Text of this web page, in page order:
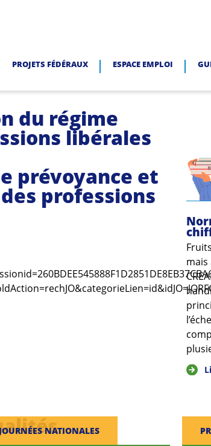
DE VULNÉRABILITÉ.
PROJETS FÉDÉRAUX ESPACE EMPLOI
du régime
libérales
prévoyance et
professions
mais
JOURNÉES NATIONALES